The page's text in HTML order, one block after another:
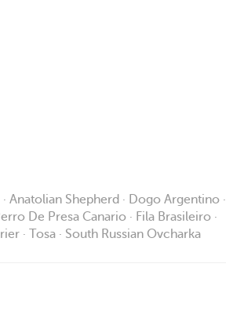
Anatolian Shepherd · Dogo Argentino ·
De Presa Canario · Fila Brasileiro ·
· Tosa · South Russian Ovcharka